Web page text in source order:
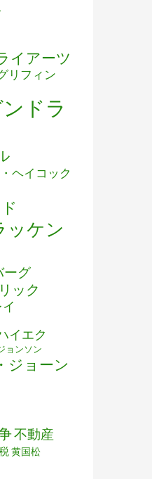
イアーツ
リフィン
ドラ
ヘイコック
ッケン
ーグ
ック
イエク
ョンソン
ジョーン
不動産
黄国松